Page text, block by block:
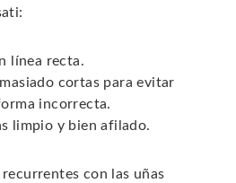
línea recta.
cortas para evitar
incorrecta.
limpio y bien afilado.
con las uñas